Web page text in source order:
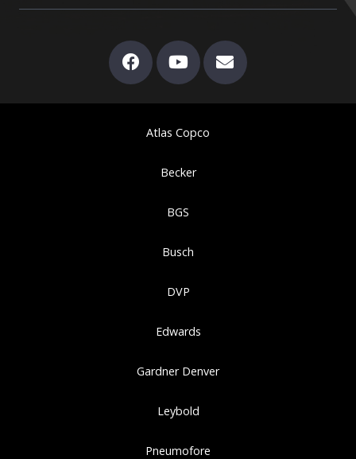
Atlas Copco
Becker
BGS
Busch
DVP
Edwards
Gardner Denver
Leybold
Pneumofore